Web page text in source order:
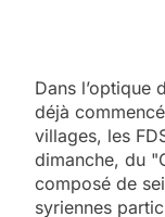
Dans l’optique
déjà
villages, les
dimanche, du
composé de
syriennes